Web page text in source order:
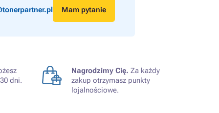
Mam pytanie
dni.
Nagrodzimy Cię. Za każdy
zakup otrzymasz punkty
lojalnościowe.